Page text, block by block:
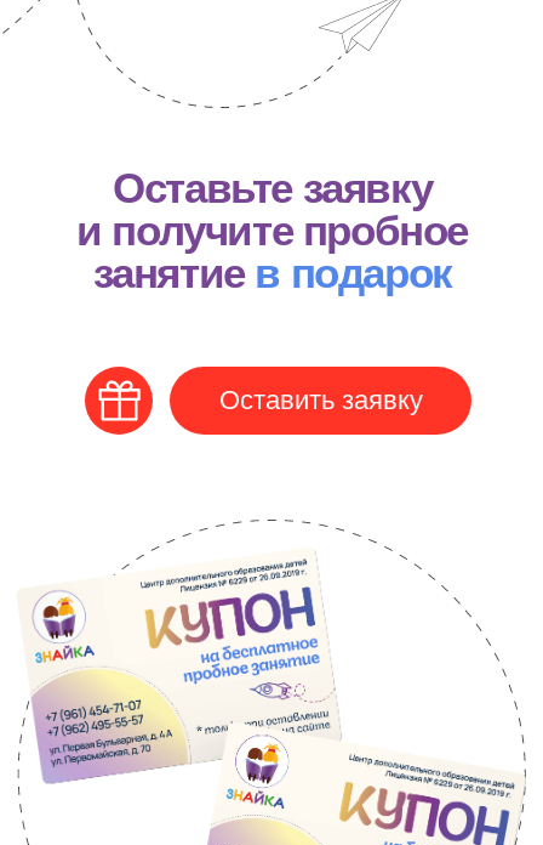
Мы стараемся учитывать удобство
занятий для всех, поэтому предлагаем
гибкий график, который позволит
выбрать удобное время для развития
вашего ребёнка.
Расписание занятий
Посмотреть расписание